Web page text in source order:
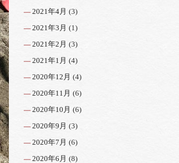
2021年4月 (3)
2021年3月 (1)
2021年2月 (3)
2021年1月 (4)
2020年12月 (4)
2020年11月 (6)
2020年10月 (6)
2020年9月 (3)
2020年7月 (6)
2020年6月 (8)